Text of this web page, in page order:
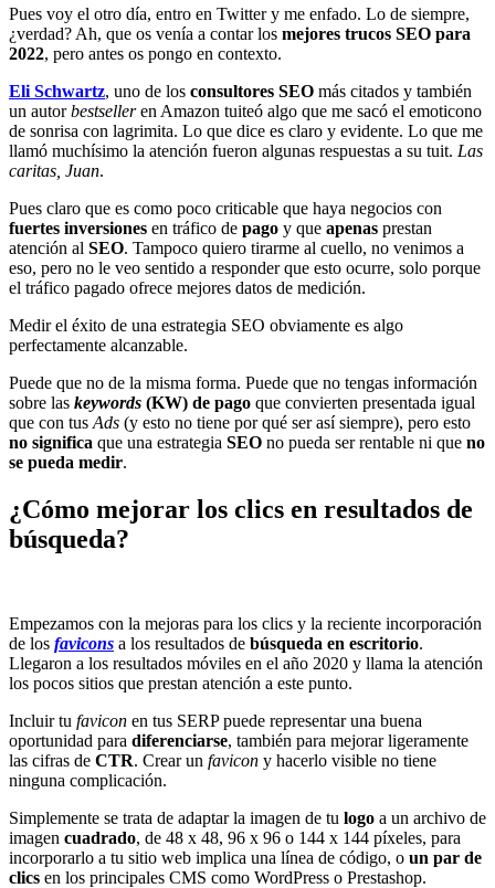
Pues voy el otro día, entro en Twitter y me enfado. Lo de siempre,
¿verdad? Ah, que os venía a contar los mejores trucos SEO para
2022, pero antes os pongo en contexto.
Eli Schwartz, uno de los consultores SEO más citados y también
un autorbestselleren Amazon tuiteó algo que me sacó el emoticono
de sonrisa con lagrimita. Lo que dice es claro y evidente. Lo que me
llamó muchísimo la atención fueron algunas respuestas a su tuit. Las
caritas, Juan.
Pues claro que es como poco criticable que haya negocios con
fuertes inversiones en tráfico de pago y que apenas prestan
atención al SEO. Tampoco quiero tirarme al cuello, no venimos a
eso, pero no le veo sentido a responder que esto ocurre, solo porque
el tráfico pagado ofrece mejores datos de medición.
Medir el éxito de una estrategia SEO obviamente es algo
perfectamente alcanzable.
Puede que no de la misma forma. Puede que no tengas información
sobre las keywords (KW) de pago que convierten presentada igual
que con tus Ads (y esto no tiene por qué ser así siempre), pero esto
no significa que una estrategia SEO no pueda ser rentable ni que no
se pueda medir.
¿Cómo mejorar los clics en resultados de
búsqueda?
Empezamos con la mejoras para los clics y la reciente incorporación
de los favicons a los resultados de búsqueda en escritorio.
Llegaron a los resultados móviles en el año 2020 y llama la atención
los pocos sitios que prestan atención a este punto.
Incluir tu favicon en tus SERP puede representar una buena
oportunidad para diferenciarse, también para mejorar ligeramente
las cifras de CTR. Crear un favicon y hacerlo visible no tiene
ninguna complicación.
Simplemente se trata de adaptar la imagen de tu logo a un archivo de
imagen cuadrado, de 48 x 48, 96 x 96 o 144 x 144 píxeles, para
incorporarlo a tu sitio web implica una línea de código, o un par de
clics en los principales CMS como WordPress o Prestashop.